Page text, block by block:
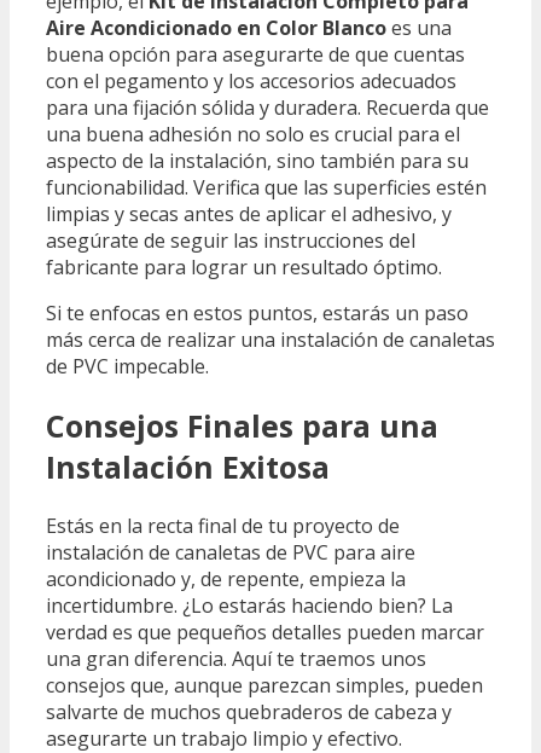
Aire Acondicionado en Color Blancoes una
buena opción para asegurarte de que cuentas
con el pegamento y los accesorios adecuados
para una fijación sólida y duradera. Recuerda que
una buena adhesión no solo es crucial para el
aspecto de la instalación, sino también para su
funcionabilidad. Verifica que las superficies estén
limpias y secas antes de aplicar el adhesivo, y
asegúrate de seguir las instrucciones del
fabricante para lograr un resultado óptimo.
Si te enfocas en estos puntos, estarás un paso
más cerca de realizar una instalación de canaletas
de PVC impecable.
Consejos Finales para una
Instalación Exitosa
Estás en la recta final de tu proyecto de
instalación de canaletas de PVC para aire
acondicionado y, de repente, empieza la
incertidumbre. ¿Lo estarás haciendo bien? La
verdad es que pequeños detalles pueden marcar
una gran diferencia. Aquí te traemos unos
consejos que, aunque parezcan simples, pueden
salvarte de muchos quebraderos de cabeza y
asegurarte un trabajo limpio y efectivo.